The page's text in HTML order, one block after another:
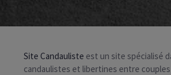
Site Candauliste est un site spécialisé
candaulistes et libertines entre